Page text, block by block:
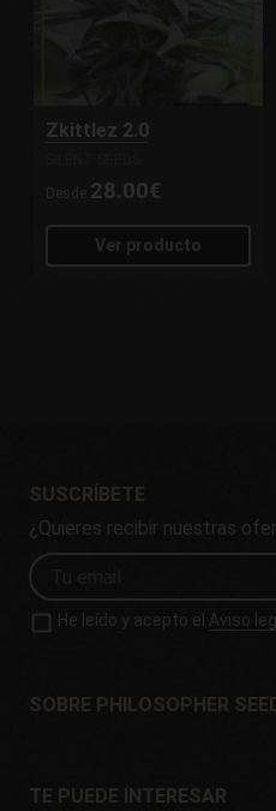
Zkittlez 2.0
Desde 28.00€
Ver producto
SUSCRÍBETE
¿Quieres recibir nuestras
He leído y acepto el Aviso
SOBRE PHILOSOPHER
Situación y Contacto
TE PUEDE INTERESAR